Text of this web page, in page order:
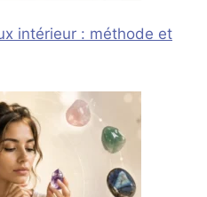
intérieur : méthode et